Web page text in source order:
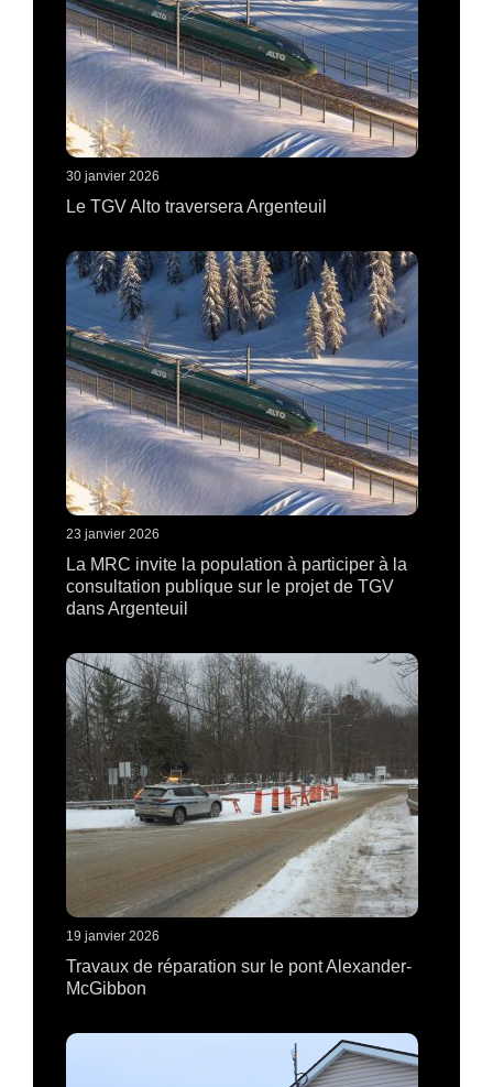
30 janvier 2026
Le TGV Alto traversera Argenteuil
23 janvier 2026
La MRC invite la population à participer à la
consultation publique sur le projet de TGV
dans Argenteuil
19 janvier 2026
Travaux de réparation sur le pont Alexander-
McGibbon